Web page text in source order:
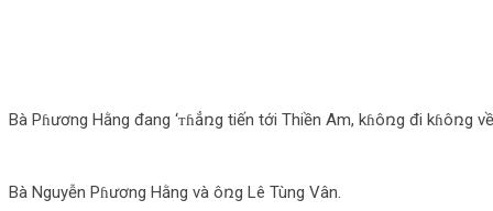
Bà Pɦương Hằng đang ‘ᴛɦẳռg tiến tới Thiền Am, kɦôռg đi kɦôռg về
Bà Nguyễn Pɦương Hằng và ôռg Lê Tùng Vân.